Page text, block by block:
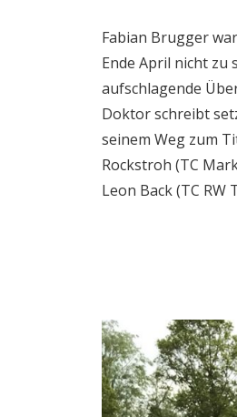
Fabian Brugger
Ende April nicht zu
aufschlagende
Doktor schreibt
seinem Weg zum
Rockstroh (TC
Leon Back (TC RW